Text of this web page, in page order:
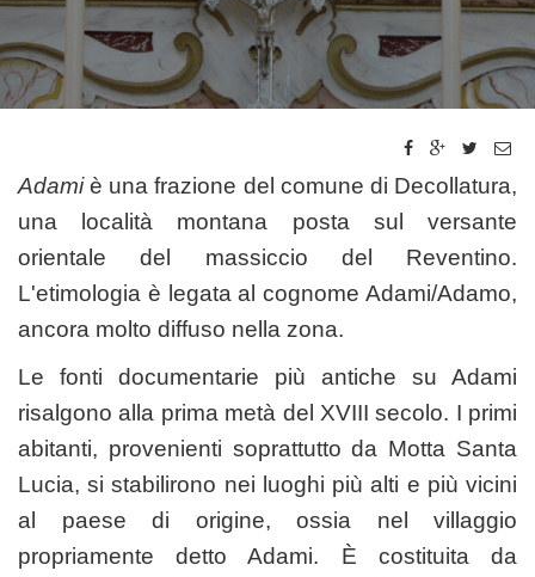
Adamiè una frazione del comune di Decollatura,
una località montana posta sul versante
orientale del massiccio del Reventino.
L'etimologia è legata al cognome Adami/Adamo,
ancora molto diffuso nella zona.
Le fonti documentarie più antiche su Adami
risalgono alla prima metà del XVIII secolo. I primi
abitanti, provenienti soprattutto da Motta Santa
Lucia, si stabilirono nei luoghi più alti e più vicini
al paese di origine, ossia nel villaggio
propriamente detto Adami. È costituita da